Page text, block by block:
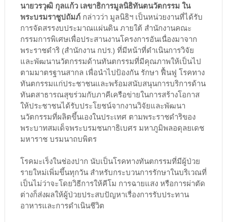
นายวรวุฒิ กุลแก้ว เลขาธิการมูลนิธิทันตนวัตกรรม ใน
พระบรมราชูปถัมภ์กล่าวว่า มูลนิธิฯ เป็นหน่วยงานที่ได้รับ
การจัดสรรงบประมาณแผ่นดิน ภายใต้ สำนักงานคณะ
กรรมการพิเศษเพื่อประสานงานโครงการอันเนื่องมาจาก
พระราชดำริ (สำนักงาน กปร.) ที่มีหน้าที่ดำเนินการวิจัย
และพัฒนานวัตกรรมด้านทันตกรรมที่มีคุณภาพให้เป็นไป
ตามมาตรฐานสากล เพื่อนำไปป้องกัน รักษา ฟื้นฟู โรคทาง
ทันตกรรมแก่ประชาชนและพร้อมสนับสนุนการบริการด้าน
ทันตสาธารณสุขร่วมกับภาคีเครือข่ายในการสร้างโอกาส
ให้ประชาชนได้รับประโยชน์จากงานวิจัยและพัฒนา
นวัตกรรมที่ผลิตขึ้นเองในประเทศ ตามพระราชดำริของ
พระบาทสมเด็จพระบรมชนกาธิเบศร มหาภูมิพลอดุลยเดช
มหาราช บรมนาถบพิตร
โรคมะเร็งในช่องปาก นับเป็นโรคทางทันตกรรมที่มีผู้ป่วย
รายใหม่เพิ่มขึ้นทุกวัน สำหรับกระบวนการรักษาในบริเวณที่
เป็นไม่ว่าจะโดยวิธีการให้คีโม การฉายแสง หรือการผ่าตัด
ต่างก็ส่งผลให้ผู้ป่วยประสบปัญหาเรื่องการรับประทาน
อาหารและการดำเนินชีวิต